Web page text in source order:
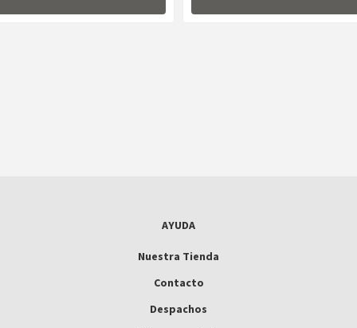
AYUDA
Nuestra Tienda
Contacto
Despachos